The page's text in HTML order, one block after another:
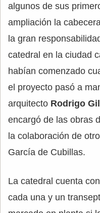
algunos de sus
ampliación la
la gran
catedral en la ciudad
habían comenzado
el proyecto pasó a
arquitecto Rodrigo
encargó de las obras
la colaboración de
García de Cubillas.
La catedral cuenta
cada una y un